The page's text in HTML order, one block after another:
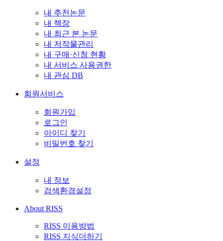
내 추천논문
내 책장
내 최근 본 논문
내 저작물관리
내 구매·신청 현황
내 서비스 사용권한
내 관심 DB
회원서비스
회원가입
로그인
아이디 찾기
비밀번호 찾기
설정
내 정보
검색환경설정
About RISS
RISS 이용방법
RISS 지식더하기